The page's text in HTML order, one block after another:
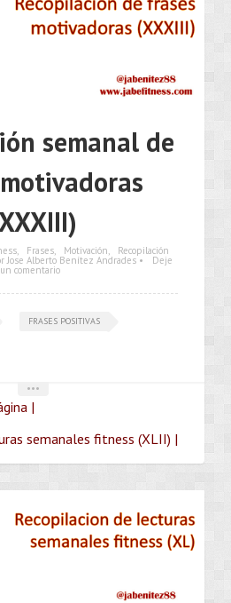
semanal de
Frases Motivación Recopilación
Jose Alberto Benítez Andrades • Deje
un comentario
FRASES POSITIVAS
|
semanales fitness (XLII) |
•••